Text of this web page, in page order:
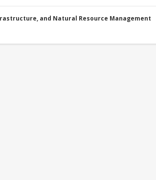
and Natural Resource Management